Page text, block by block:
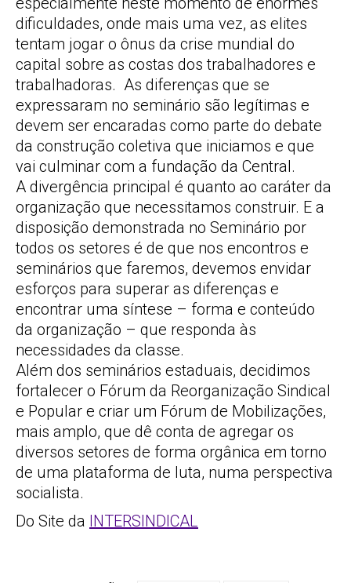
dificuldades, onde mais uma vez, as elites
tentam jogar o ônus da crise mundial do
capital sobre as costas dos trabalhadores e
trabalhadoras. As diferenças que se
expressaram no seminário são legítimas e
devem ser encaradas como parte do debate
da construção coletiva que iniciamos e que
vai culminar com a fundação da Central.
A divergência principal é quanto ao caráter da
organização que necessitamos construir. E a
disposição demonstrada no Seminário por
todos os setores é de que nos encontros e
seminários que faremos, devemos envidar
esforços para superar as diferenças e
encontrar uma síntese – forma e conteúdo
da organização – que responda às
necessidades da classe.
Além dos seminários estaduais, decidimos
fortalecer o Fórum da Reorganização Sindical
e Popular e criar um Fórum de Mobilizações,
mais amplo, que dê conta de agregar os
diversos setores de forma orgânica em torno
de uma plataforma de luta, numa perspectiva
socialista.
Do Site da INTERSINDICAL